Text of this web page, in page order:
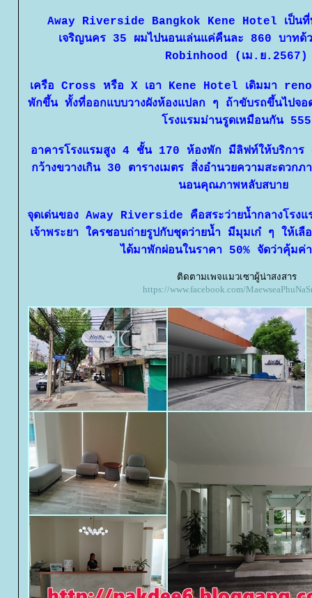
Away Riverside Bangkok Kene Hotel เป็น
เจริญนคร 35 ผมไปนอนเล่นแค่คืนละ 860 บาทด้
Robinhood (เม.ย.2567)
เครือ Cross หรือ X เอา Kene Hotel เดิมมา
พักขึ้น ทั้งที่ออกแบบวางผังห้องแปลก ๆ ถ้าขับรถขึ้นไปจ
รงแรมม่านรูดเหมือนกัน 555
อาคารโรงแรมสูง 4 ชั้น 170 ห้องพัก มีลิฟท์ให้บริก
กว้างขวางเกิน 30 ตารางเมตร สิ่งอำนวยความสะดวกภ
นอนคุณภาพหลับสบา
จุดเด่นของ Away Riverside คือสระว่ายน้ำกลางโรงแ
เจ้าพระยา ใครชอบถ่ายรูปกับชุดว่ายน้ำ มีมุมเก๋ ๆ ให้เ
ได้มาพักผ่อนในราคา 50% จัดว่าคุ้มค่
ติดตามเพจแมวเซาผู้น่าสงสาร
https://www.facebook.com/